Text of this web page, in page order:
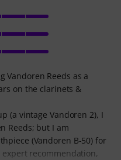
Vandoren Reeds as a
on the clarinets &
(a vintage Vandoren 2), I
Reeds; but I am
(Vandoren B-50) for
recommendation,